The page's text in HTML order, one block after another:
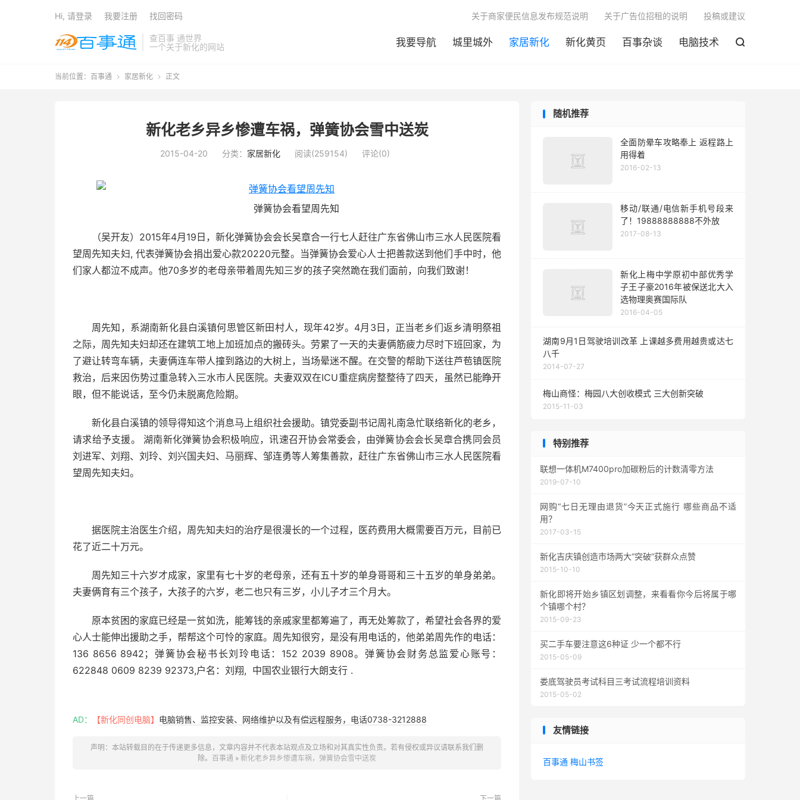
查百事 通世界
一个关于新化的网站
我要导航 城里城外 家居新化 新化黄页 百事杂谈 电脑技术 
关于商家便民信息发布规范说明 关于广告位招租的说明 投稿或建议
Hi, 请登录 我要注册 找回密码
当前位置： 百事通  家居新化  正文
新化老乡异乡惨遭车祸，弹簧协会雪中送炭
2015-04-20 分类： 家居新化 阅读(259154) 评论(0)
弹簧协会看望周先知
（吴开友）2015年4月19日，新化弹簧协会会长吴章合一行七人赶往广东省佛山市三水人民医院看
望周先知夫妇, 代表弹簧协会捐出爱心款20220元整。当弹簧协会爱心人士把善款送到他们手中时，他
们家人都泣不成声。他70多岁的老母亲带着周先知三岁的孩子突然跪在我们面前，向我们致谢！
周先知，系湖南新化县白溪镇何思管区新田村人，现年42岁。4月3日，正当老乡们返乡清明祭祖
之际，周先知夫妇却还在建筑工地上加班加点的搬砖头。劳累了一天的夫妻俩筋疲力尽时下班回家，为
了避让转弯车辆，夫妻俩连车带人撞到路边的大树上，当场晕迷不醒。在交警的帮助下送往芦苞镇医院
救治，后来因伤势过重急转入三水市人民医院。夫妻双双在ICU重症病房整整待了四天，虽然已能睁开
眼，但不能说话，至今仍未脱离危险期。
新化县白溪镇的领导得知这个消息马上组织社会援助。镇党委副书记周礼南急忙联络新化的老乡，
请求给予支援。 湖南新化弹簧协会积极响应，讯速召开协会常委会，由弹簧协会会长吴章合携同会员
刘进军、刘翔、刘玲、刘兴国夫妇、马丽辉、邹连勇等人筹集善款，赶往广东省佛山市三水人民医院看
望周先知夫妇。
据医院主治医生介绍，周先知夫妇的治疗是很漫长的一个过程，医药费用大概需要百万元，目前已
花了近二十万元。
周先知三十六岁才成家，家里有七十岁的老母亲，还有五十岁的单身哥哥和三十五岁的单身弟弟。
夫妻俩育有三个孩子，大孩子的六岁，老二也只有三岁，小儿子才三个月大。
原本贫困的家庭已经是一贫如洗，能筹钱的亲戚家里都筹遍了，再无处筹款了，希望社会各界的爱
心人士能伸出援助之手，帮帮这个可怜的家庭。周先知很穷，是没有用电话的，他弟弟周先作的电话：
136 8656 8942；弹簧协会秘书长刘玲电话：152 2039 8908。弹簧协会财务总监爱心账号：
622848 0609 8239 92373,户名：刘翔, 中国农业银行大朗支行 .
AD： 【新化同创电脑】 电脑销售、监控安装、网络维护以及有偿远程服务，电话0738-3212888
声明：本站转载目的在于传递更多信息，文章内容并不代表本站观点及立场和对其真实性负责。若有侵权或异议请联系我们删
除。 百事通 » 新化老乡异乡惨遭车祸，弹簧协会雪中送炭
随机推荐
全面防晕车攻略奉上 返程路上
用得着
2016-02-13
移动/联通/电信新手机号段来
了！19888888888不外放
2017-08-13
新化上梅中学原初中部优秀学
子王子豪2016年被保送北大入
选物理奥赛国际队
2016-04-05
湖南9月1日驾驶培训改革 上课越多费用越贵或达七
八千
2014-07-27
梅山商怪：梅园八大创收模式 三大创新突破
2015-11-03
特别推荐
联想一体机M7400pro加碳粉后的计数清零方法
2019-07-10
网购“七日无理由退货”今天正式施行 哪些商品不适
用？
2017-03-15
新化吉庆镇创造市场两大“突破”获群众点赞
2015-10-10
新化即将开始乡镇区划调整，来看看你今后将属于哪
个镇哪个村？
2015-09-23
买二手车要注意这6种证 少一个都不行
2015-05-09
娄底驾驶员考试科目三考试流程培训资料
2015-05-02
友情链接
百事通 梅山书签